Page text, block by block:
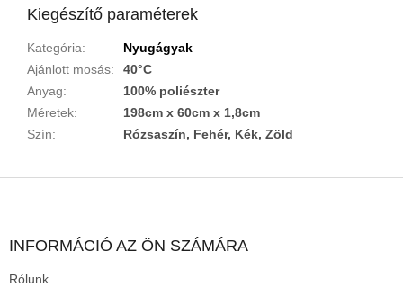
Kiegészítő paraméterek
Kategória:
Nyugágyak
Ajánlott mosás:
40°C
Anyag:
100% poliészter
Méretek:
198cm x 60cm x 1,8cm
Szín: Rózsaszín, Fehér, Kék, Zöld
INFORMÁCIÓ AZ ÖN SZÁMÁRA
Rólunk